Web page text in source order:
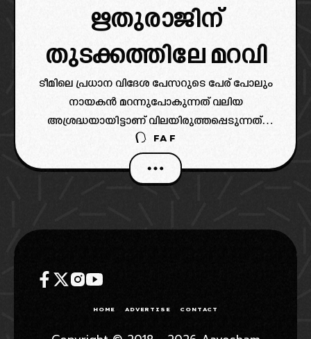
ഋതുരാജിന്
തുടക്കത്തിലേ മറവി
ടീമിലെ പ്രധാന വിദേശ പേസറുടെ പേര് പോലും
നായകൻ മറന്നുപോകുന്നത് വലിയ
അശ്രദ്ധയായിട്ടാണ് വിലയിരുത്തപ്പെടുന്നത്.
നിലവിൽ സിഎസ്കെ ക്യാമ്പിൽ ഉള്ള വളരെ
പ്രധാനിയായി വിദേശ പേസറാണ് ഹെൻറി.
FAF
HOME ADVERTISE CONTACT